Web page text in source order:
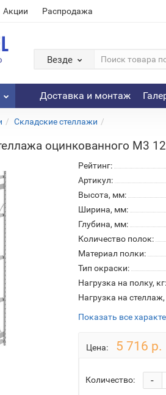
Акции Распродажа
Везде
Доставка и монтаж
Складские стеллажи
оцинкованного М3
Рейтинг:
Артикул:
Высота, мм:
Ширина, мм:
Глубина, мм:
Количество полок:
Материал полки:
Тип окраски:
Нагрузка на полку, кг:
Нагрузка на стеллаж,
Показать все
Цена: 5 716 р.
Количество: -